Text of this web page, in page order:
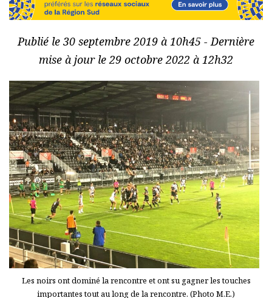
Publié le 30 septembre 2019 à 10h45 - Dernière
mise à jour le 29 octobre 2022 à 12h32
Les noirs ont dominé la rencontre et ont su gagner les touches
importantes tout au long de la rencontre. (Photo M.E.)